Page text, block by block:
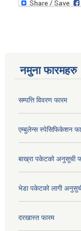
नमुना फारमहरु
सम्पत्ति विवरण फारम
एम्बुलेन्स स्पेसिफिकेशन
बाख्रा पकेटको अनुसूची
भेडा पकेटको लागी
दरखास्त फारम